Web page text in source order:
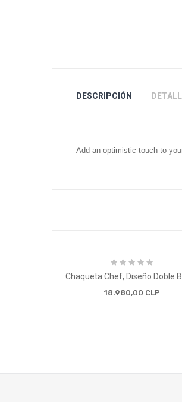
DESCRIPCIÓN
Add an optimistic touch to
Chaqueta Chef, Diseño Doble
18.980,00 CLP